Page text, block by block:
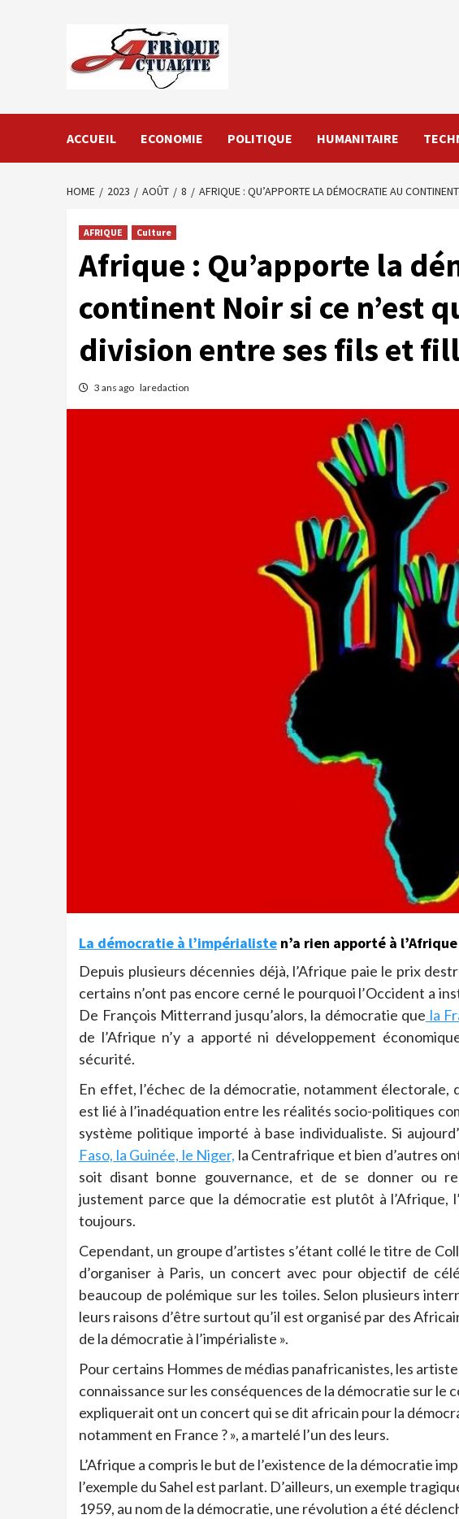
ACCUEIL ECONOMIE POLITIQUE HUMANITAIRE
HOME 2023 AOÛT 8 AFRIQUE : QU’APPORTE LA DÉMOCRATIE AU
AFRIQUE Culture
Afrique : Qu’apporte la
continent Noir si ce n’est
division entre ses fils et
3 ans ago laredaction
La démocratie à l’impérialiste n’a rien apporté à
Depuis plusieurs décennies déjà, l’Afrique paie le prix
certains n’ont pas encore cerné le pourquoi l’Occident a
De François Mitterrand jusqu’alors, la démocratie que la
de l’Afrique n’y a apporté ni développement
sécurité.
En effet, l’échec de la démocratie, notamment
est lié à l’inadéquation entre les réalités socio-politiques
système politique importé à base individualiste. Si
Faso, la Guinée, le Niger, la Centrafrique et bien d’autres
soit disant bonne gouvernance, et de se donner ou
justement parce que la démocratie est plutôt à l’Afrique,
toujours.
Cependant, un groupe d’artistes s’étant collé le titre de
d’organiser à Paris, un concert avec pour objectif de
beaucoup de polémique sur les toiles. Selon plusieurs
leurs raisons d’être surtout qu’il est organisé par des
de la démocratie à l’impérialiste ».
Pour certains Hommes de médias panafricanistes, les
connaissance sur les conséquences de la démocratie sur le
expliquerait ont un concert qui se dit africain pour la
notamment en France ? », a martelé l’un des leurs.
L’Afrique a compris le but de l’existence de la démocratie
l’exemple du Sahel est parlant. D’ailleurs, un exemple
1959, au nom de la démocratie, une révolution a été